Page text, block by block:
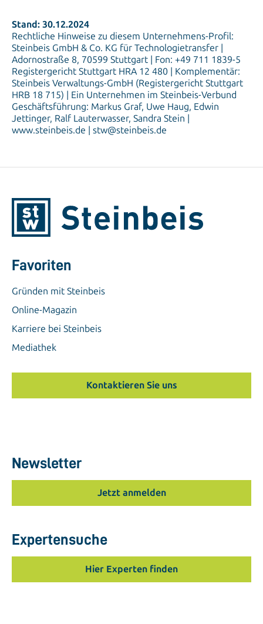
Stand: 30.12.2024
Rechtliche Hinweise zu diesem Unternehmens-Profil:
Steinbeis GmbH & Co. KG für Technologietransfer |
Adornostraße 8, 70599 Stuttgart | Fon: +49 711 1839-5
Registergericht Stuttgart HRA 12 480 | Komplementär:
Steinbeis Verwaltungs-GmbH (Registergericht Stuttgart
HRB 18 715) | Ein Unternehmen im Steinbeis-Verbund
Geschäftsführung: Markus Graf, Uwe Haug, Edwin
Jettinger, Ralf Lauterwasser, Sandra Stein |
www.steinbeis.de | stw@steinbeis.de
Favoriten
Gründen mit Steinbeis
Online-Magazin
Karriere bei Steinbeis
Mediathek
Kontaktieren Sie uns
Newsletter
Jetzt anmelden
Expertensuche
Hier Experten finden